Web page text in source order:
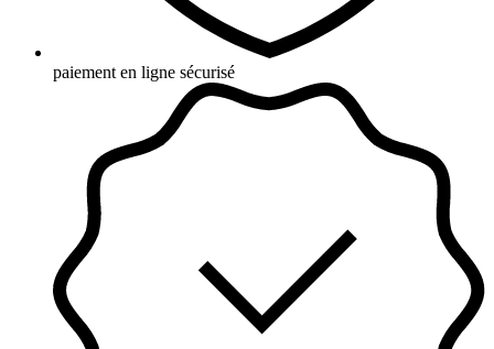
paiement en ligne sécurisé